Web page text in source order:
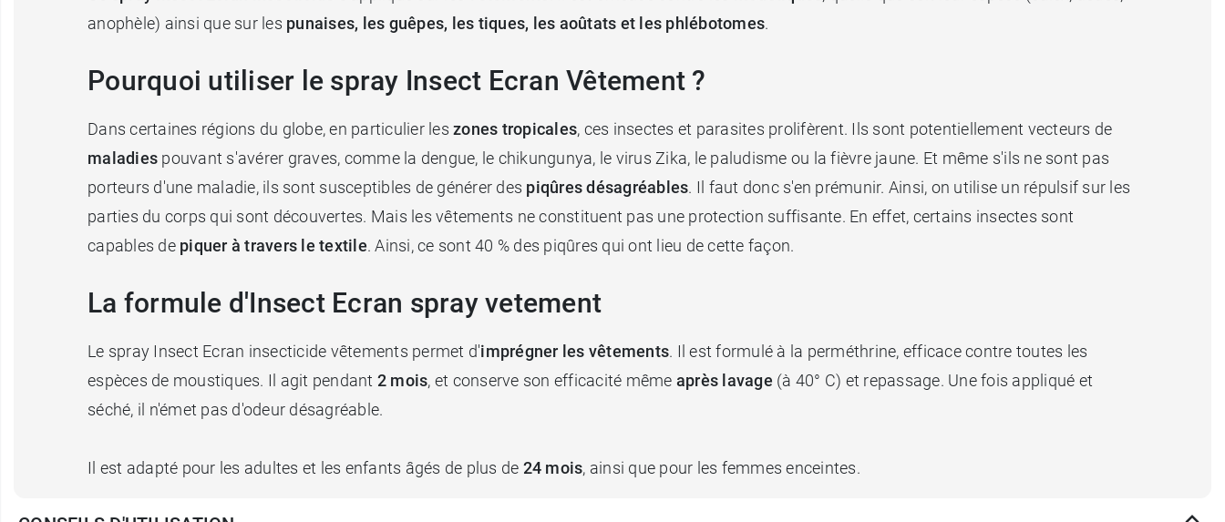
anophèle) ainsi que sur les punaises, les guêpes, les tiques, les aoûtats et les phlébotomes.
Pourquoi utiliser le spray Insect Ecran Vêtement ?
Dans certaines régions du globe, en particulier les zones tropicales, ces insectes et parasites prolifèrent. Ils sont potentiellement vecteurs de
maladies pouvant s'avérer graves, comme la dengue, le chikungunya, le virus Zika, le paludisme ou la fièvre jaune. Et même s'ils ne sont pas
porteurs d'une maladie, ils sont susceptibles de générer des piqûres désagréables. Il faut donc s'en prémunir. Ainsi, on utilise un répulsif sur les
parties du corps qui sont découvertes. Mais les vêtements ne constituent pas une protection suffisante. En effet, certains insectes sont
capables de piquer à travers le textile. Ainsi, ce sont 40 % des piqûres qui ont lieu de cette façon.
La formule d'Insect Ecran spray vetement
Le spray Insect Ecran insecticide vêtements permet d'imprégner les vêtements. Il est formulé à la perméthrine, efficace contre toutes les
espèces de moustiques. Il agit pendant 2 mois, et conserve son efficacité même après lavage (à 40° C) et repassage. Une fois appliqué et
séché, il n'émet pas d'odeur désagréable.
Il est adapté pour les adultes et les enfants âgés de plus de 24 mois, ainsi que pour les femmes enceintes.